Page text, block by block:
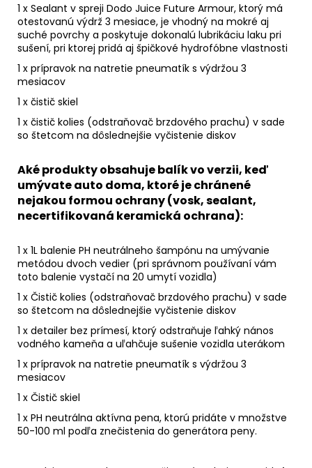
1 x Sealant v spreji Dodo Juice Future Armour, ktorý má
otestovanú výdrž 3 mesiace, je vhodný na mokré aj
suché povrchy a poskytuje dokonalú lubrikáciu laku pri
sušení, pri ktorej pridá aj špičkové hydrofóbne vlastnosti
1 x prípravok na natretie pneumatík s výdržou 3
mesiacov
1 x čistič skiel
1 x čistič kolies (odstraňovač brzdového prachu) v sade
so štetcom na dôslednejšie vyčistenie diskov
Aké produkty obsahuje balík vo verzii, keď
umývate auto doma, ktoré je chránené
nejakou formou ochrany (vosk, sealant,
necertifikovaná keramická ochrana):
1 x 1L balenie PH neutrálneho šampónu na umývanie
metódou dvoch vedier (pri správnom používaní vám
toto balenie vystačí na 20 umytí vozidla)
1 x Čistič kolies (odstraňovač brzdového prachu) v sade
so štetcom na dôslednejšie vyčistenie diskov
1 x detailer bez prímesí, ktorý odstraňuje ľahký nános
vodného kameňa a uľahčuje sušenie vozidla uterákom
1 x prípravok na natretie pneumatík s výdržou 3
mesiacov
1 x Čistič skiel
1 x PH neutrálna aktívna pena, ktorú pridáte v množstve
50-100 ml podľa znečistenia do generátora peny.